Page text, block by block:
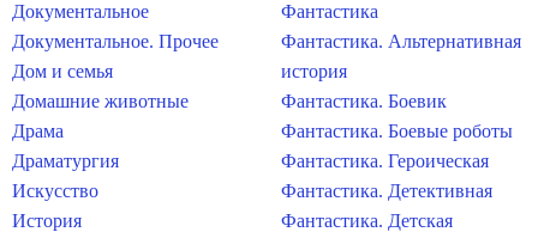
Документальное
Документальное. Прочее
Дом и семья
Домашние животные
Драма
Драматургия
Искусство
История
Фантастика
Фантастика. Альтернативная
история
Фантастика. Боевик
Фантастика. Боевые роботы
Фантастика. Героическая
Фантастика. Детективная
Фантастика. Детская